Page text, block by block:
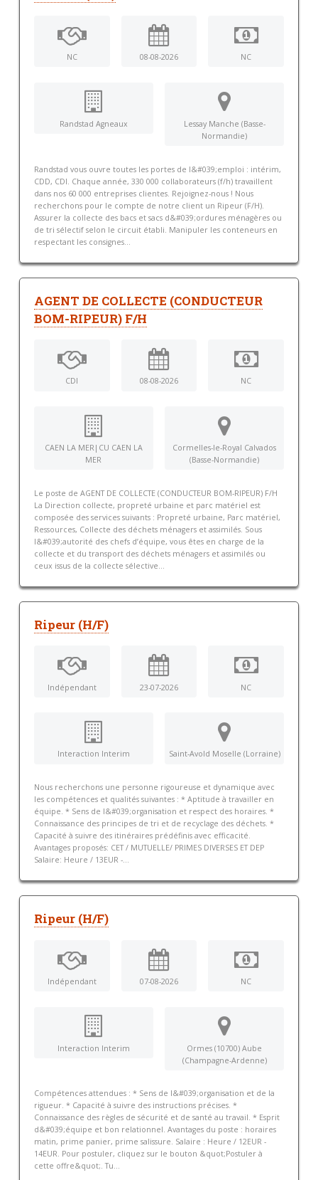
NC 08-08-2026 NC
Randstad Agneaux
Lessay Manche (Basse-
Normandie)
Randstad vous ouvre toutes les portes de l&#039;emploi : intérim,
CDD, CDI. Chaque année, 330 000 collaborateurs (f/h) travaillent
dans nos 60 000 entreprises clientes. Rejoignez-nous ! Nous
recherchons pour le compte de notre client un Ripeur (F/H).
Assurer la collecte des bacs et sacs d&#039;ordures ménagères ou
de tri sélectif selon le circuit établi. Manipuler les conteneurs en
respectant les consignes...
AGENT DE COLLECTE (CONDUCTEUR
BOM-RIPEUR) F/H
CDI 08-08-2026 NC
CAEN LA MER|CU CAEN LA
MER
Cormelles-le-Royal Calvados
(Basse-Normandie)
Le poste de AGENT DE COLLECTE (CONDUCTEUR BOM-RIPEUR) F/H
La Direction collecte, propreté urbaine et parc matériel est
composée des services suivants : Propreté urbaine, Parc matériel,
Ressources, Collecte des déchets ménagers et assimilés. Sous
l&#039;autorité des chefs d’équipe, vous êtes en charge de la
collecte et du transport des déchets ménagers et assimilés ou
ceux issus de la collecte sélective...
Ripeur (H/F)
Indépendant 23-07-2026 NC
Interaction Interim Saint-Avold Moselle (Lorraine)
Nous recherchons une personne rigoureuse et dynamique avec
les compétences et qualités suivantes : * Aptitude à travailler en
équipe. * Sens de l&#039;organisation et respect des horaires. *
Connaissance des principes de tri et de recyclage des déchets. *
Capacité à suivre des itinéraires prédéfinis avec efficacité.
Avantages proposés: CET / MUTUELLE/ PRIMES DIVERSES ET DEP
Salaire: Heure / 13EUR -...
Ripeur (H/F)
Indépendant 07-08-2026 NC
Interaction Interim
Ormes (10700) Aube
(Champagne-Ardenne)
Compétences attendues : * Sens de l&#039;organisation et de la
rigueur. * Capacité à suivre des instructions précises. *
Connaissance des règles de sécurité et de santé au travail. * Esprit
d&#039;équipe et bon relationnel. Avantages du poste : horaires
matin, prime panier, prime salissure. Salaire : Heure / 12EUR -
14EUR. Pour postuler, cliquez sur le bouton &quot;Postuler à
cette offre&quot;. Tu...